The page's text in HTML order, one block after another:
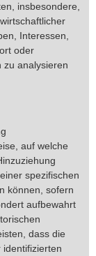
insbesondere,
Interessen,
oder
zu analysieren
auf welche
spezifischen
können, sofern
aufbewahrt
dass die